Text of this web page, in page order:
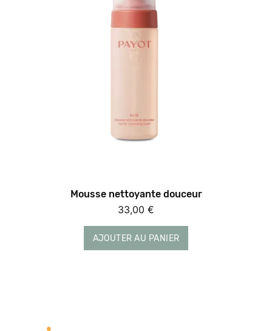
Mousse nettoyante douceur
33,00 €
AJOUTER AU PANIER